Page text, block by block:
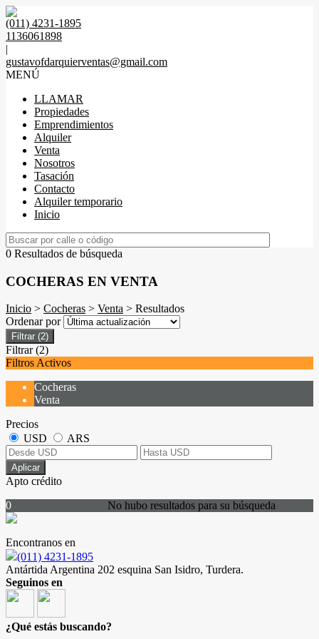
(011) 4231-1895
1136061898
|
gustavofdarquierventas@gmail.com
MENÚ
LLAMAR
Propiedades
Emprendimientos
Alquiler
Venta
Nosotros
Tasación
Contacto
Alquiler temporario
Inicio
0 Resultados de búsqueda
COCHERAS EN VENTA
Inicio > Cocheras > Venta > Resultados
Ordenar por
Filtrar (2)
Filtrar (2)
Filtros Activos
Cocheras
Venta
Precios
USD
ARS
Aplicar
Apto crédito
No hubo resultados para su búsqueda
0
Encontranos en
(011) 4231-1895
Antártida Argentina 202 esquina San Isidro, Turdera.
Seguinos en
¿Qué estás buscando?